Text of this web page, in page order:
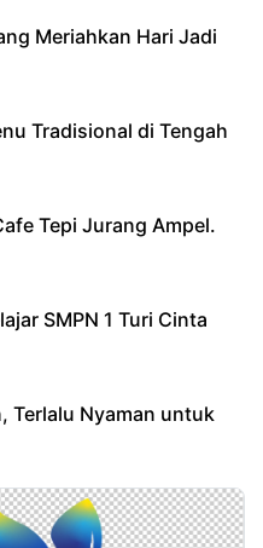
Meriahkan Hari Jadi
Tradisional di Tengah
Tepi Jurang Ampel.
SMPN 1 Turi Cinta
Terlalu Nyaman untuk